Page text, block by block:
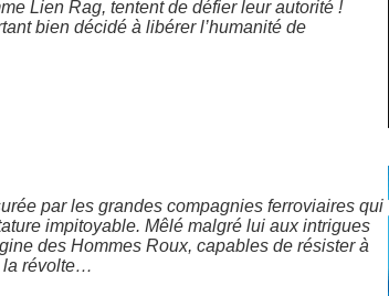
Lien Rag, tentent de défier leur autorité !
bien décidé à libérer l’humanité de
par les grandes compagnies ferroviaires qui
impitoyable. Mêlé malgré lui aux intrigues
des Hommes Roux, capables de résister à
la révolte…